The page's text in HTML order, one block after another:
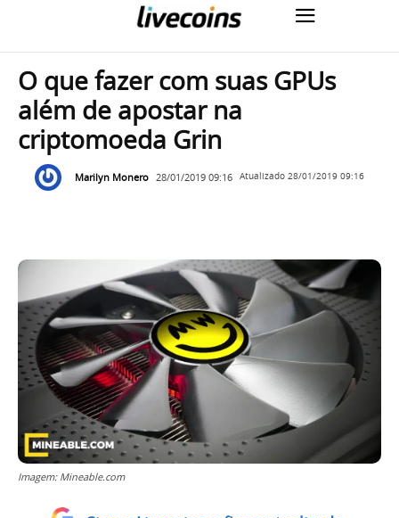
O que fazer com suas GPUs
além de apostar na
criptomoeda Grin
Marilyn Monero 28/01/2019 09:16 Atualizado 28/01/2019 09:16
Imagem: Mineable.com